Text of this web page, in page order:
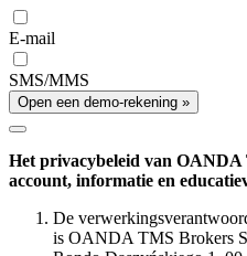
E-mail
SMS/MMS
Open een demo-rekening »
Het privacybeleid van
account, informatie en
De
is OANDA TMS Brokers